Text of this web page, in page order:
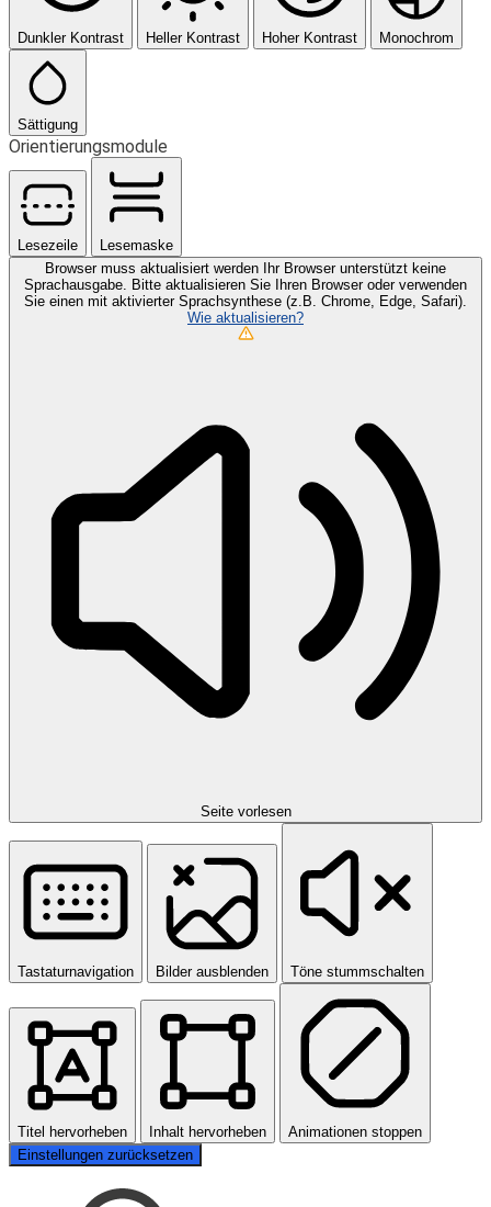
Dunkler Kontrast Heller Kontrast Hoher Kontrast Monochrom
Sättigung
Orientierungsmodule
Lesezeile
Lesemaske
Browser muss aktualisiert werden
Ihr Browser unterstützt keine
Sprachausgabe. Bitte aktualisieren Sie Ihren Browser oder verwenden
Sie einen mit aktivierter Sprachsynthese (z.B. Chrome, Edge, Safari).
Wie aktualisieren?
Seite vorlesen
Tastaturnavigation Bilder ausblenden Töne stummschalten
Titel hervorheben Inhalt hervorheben
Animationen stoppen
Einstellungen zurücksetzen